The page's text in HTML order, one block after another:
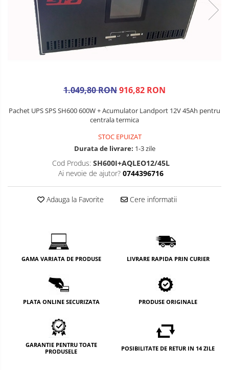
1.049,80 RON916,82 RON
Pachet UPS SPS SH600 600W + Acumulator Landport 12V 45Ah pentru
centrala termica
STOC EPUIZAT
Durata de livrare: 1-3 zile
Cod Produs: SH600I+AQLEO12/45L
Ai nevoie de ajutor? 0744396716
Adauga la Favorite Cere informatii
GAMA VARIATA DE PRODUSE LIVRARE RAPIDA PRIN CURIER
PLATA ONLINE SECURIZATA PRODUSE ORIGINALE
GARANTIE PENTRU TOATE
PRODUSELE
POSIBILITATE DE RETUR IN 14 ZILE